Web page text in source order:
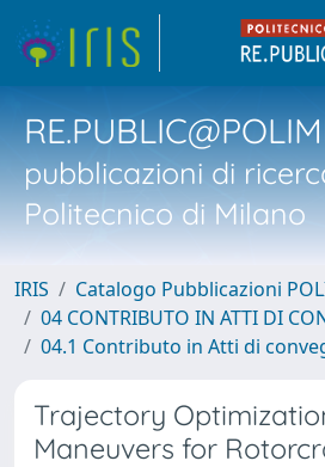
pubblicazioni di
Politecnico di Milano
IRIS
Catalogo Pubblicazioni
04 CONTRIBUTO IN ATTI DI
04.1 Contributo in Atti di
Trajectory
Maneuvers for